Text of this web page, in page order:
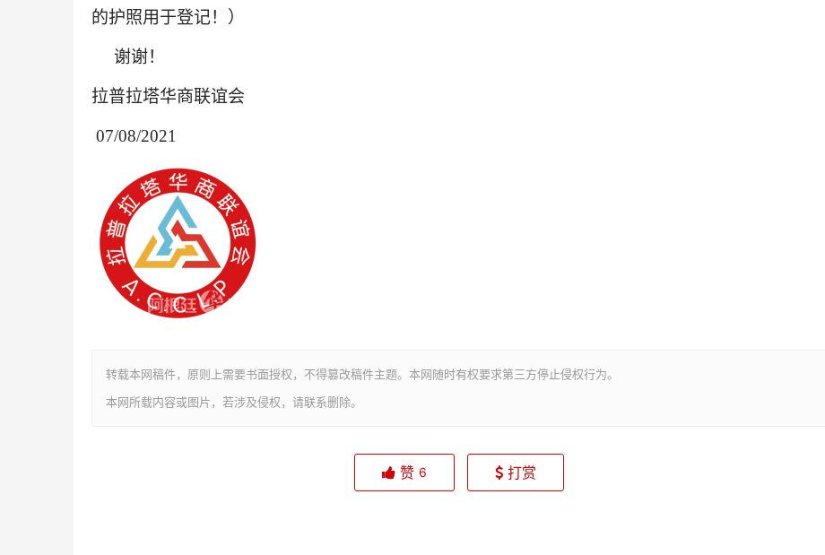
的护照用于登记！）
谢谢！
拉普拉塔华商联谊会
07/08/2021
转载本网稿件，原则上需要书面授权，不得篡改稿件主题。本网随时有权要求第三方停止侵权行为。
本网所载内容或图片，若涉及侵权，请联系删除。
赞 6 打赏